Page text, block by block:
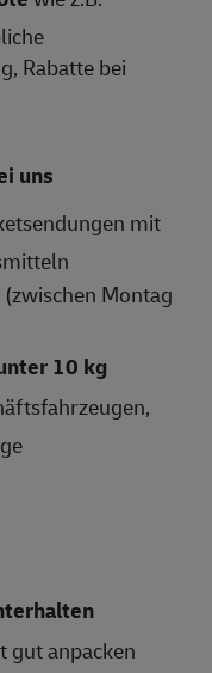
Rabatte bei
uns
mit
(zwischen Montag
10 kg
gut anpacken